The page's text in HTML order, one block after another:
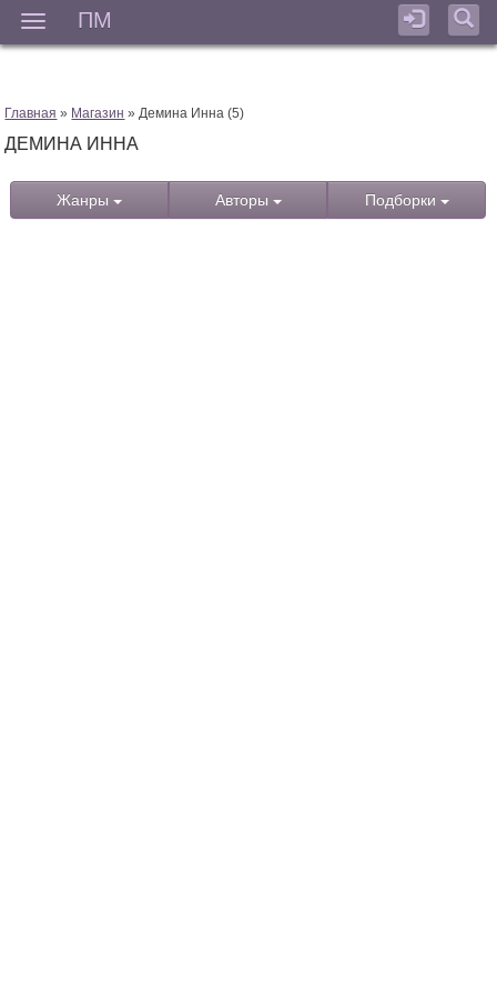
ПМ
Главная » Магазин » Демина Инна (5)
ДЕМИНА ИННА
Жанры Авторы Подборки